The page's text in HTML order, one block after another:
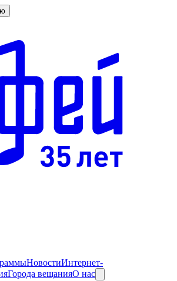
НовостиИнтернет-
Города вещанияО нас